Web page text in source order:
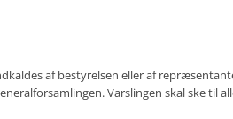
af bestyrelsen eller af
Varslingen skal ske til